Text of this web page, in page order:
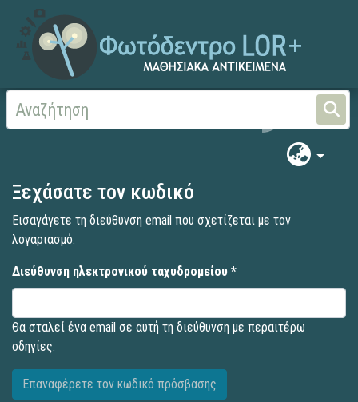
Αρχική
Ξεχάσατε τον κωδικό
Εισαγάγετε τη διεύθυνση email που σχετίζεται με τον
λογαριασμό.
Διεύθυνση ηλεκτρονικού ταχυδρομείου *
Θα σταλεί ένα email σε αυτή τη διεύθυνση με περαιτέρω
οδηγίες.
Επαναφέρετε τον κωδικό πρόσβασης